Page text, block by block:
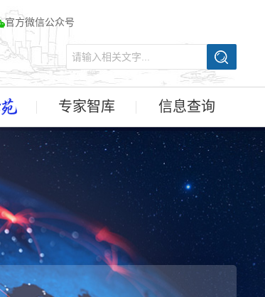
官方微信公众号
专家智库 信息查询